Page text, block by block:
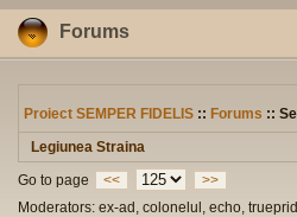
Forums
Proiect SEMPER FIDELIS :: Forums ::
Legiunea Straina
Go to page
<<
>>
Moderators: ex-ad, colonelul, echo,